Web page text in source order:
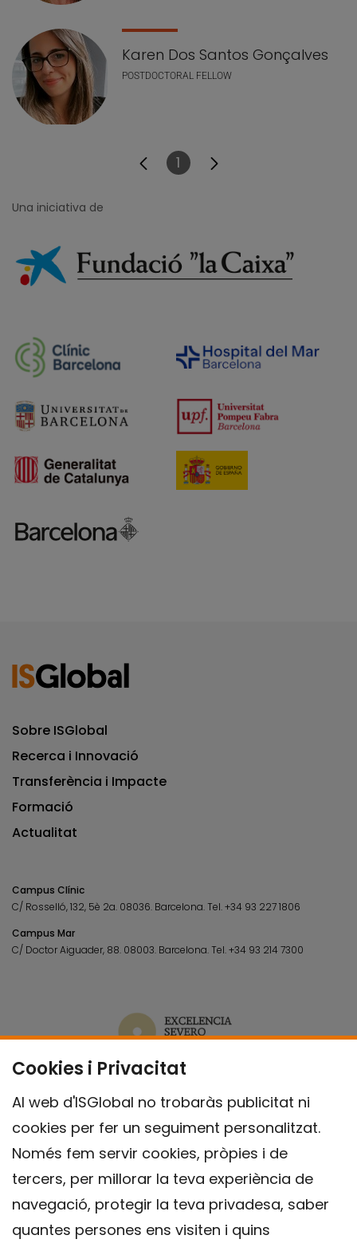
Karen Dos Santos Gonçalves
POSTDOCTORAL FELLOW
Pàgina
1
Cookies i Privacitat
Al web d'ISGlobal no trobaràs publicitat ni
cookies per fer un seguiment personalitzat.
Només fem servir cookies, pròpies i de
tercers, per millorar la teva experiència de
navegació, protegir la teva privadesa, saber
quantes persones ens visiten i quins
Una iniciativa de
Sobre ISGlobal
Recerca i Innovació
Transferència i Impacte
Formació
Actualitat
Campus Clínic
C/ Rosselló, 132, 5è 2a. 08036. Barcelona.Tel.+34 93 227 1806
Campus Mar
C/ Doctor Aiguader, 88. 08003. Barcelona.Tel.+34 93 214 7300